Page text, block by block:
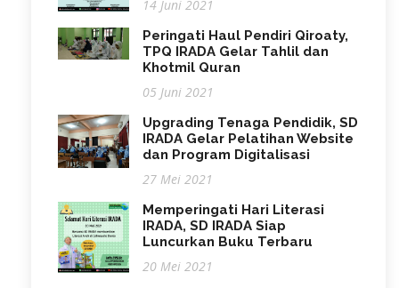
14 Juni 2021
Peringati Haul Pendiri Qiroaty,
TPQ IRADA Gelar Tahlil dan
Khotmil Quran
05 Juni 2021
Upgrading Tenaga Pendidik, SD
IRADA Gelar Pelatihan Website
dan Program Digitalisasi
27 Mei 2021
Memperingati Hari Literasi
IRADA, SD IRADA Siap
Luncurkan Buku Terbaru
20 Mei 2021